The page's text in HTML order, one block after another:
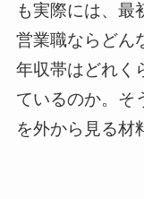
も実際には、最
営業職ならどん
年収帯はどれく
ているのか。そ
を外から見る材